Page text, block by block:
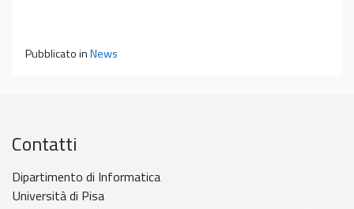
Pubblicato inNews
Contatti
Dipartimento di Informatica
Università di Pisa